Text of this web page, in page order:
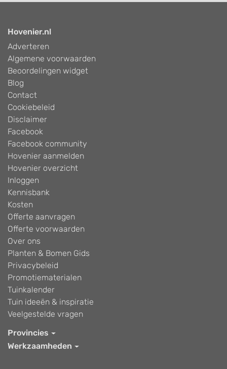
Hovenier.nl
Adverteren
Algemene voorwaarden
Beoordelingen widget
Blog
Contact
Cookiebeleid
Disclaimer
Facebook
Facebook community
Hovenier aanmelden
Hovenier overzicht
Inloggen
Kennisbank
Kosten
Offerte aanvragen
Offerte voorwaarden
Over ons
Planten & Bomen Gids
Privacybeleid
Promotiematerialen
Tuinkalender
Tuin ideeën & inspiratie
Veelgestelde vragen
Provincies
Werkzaamheden